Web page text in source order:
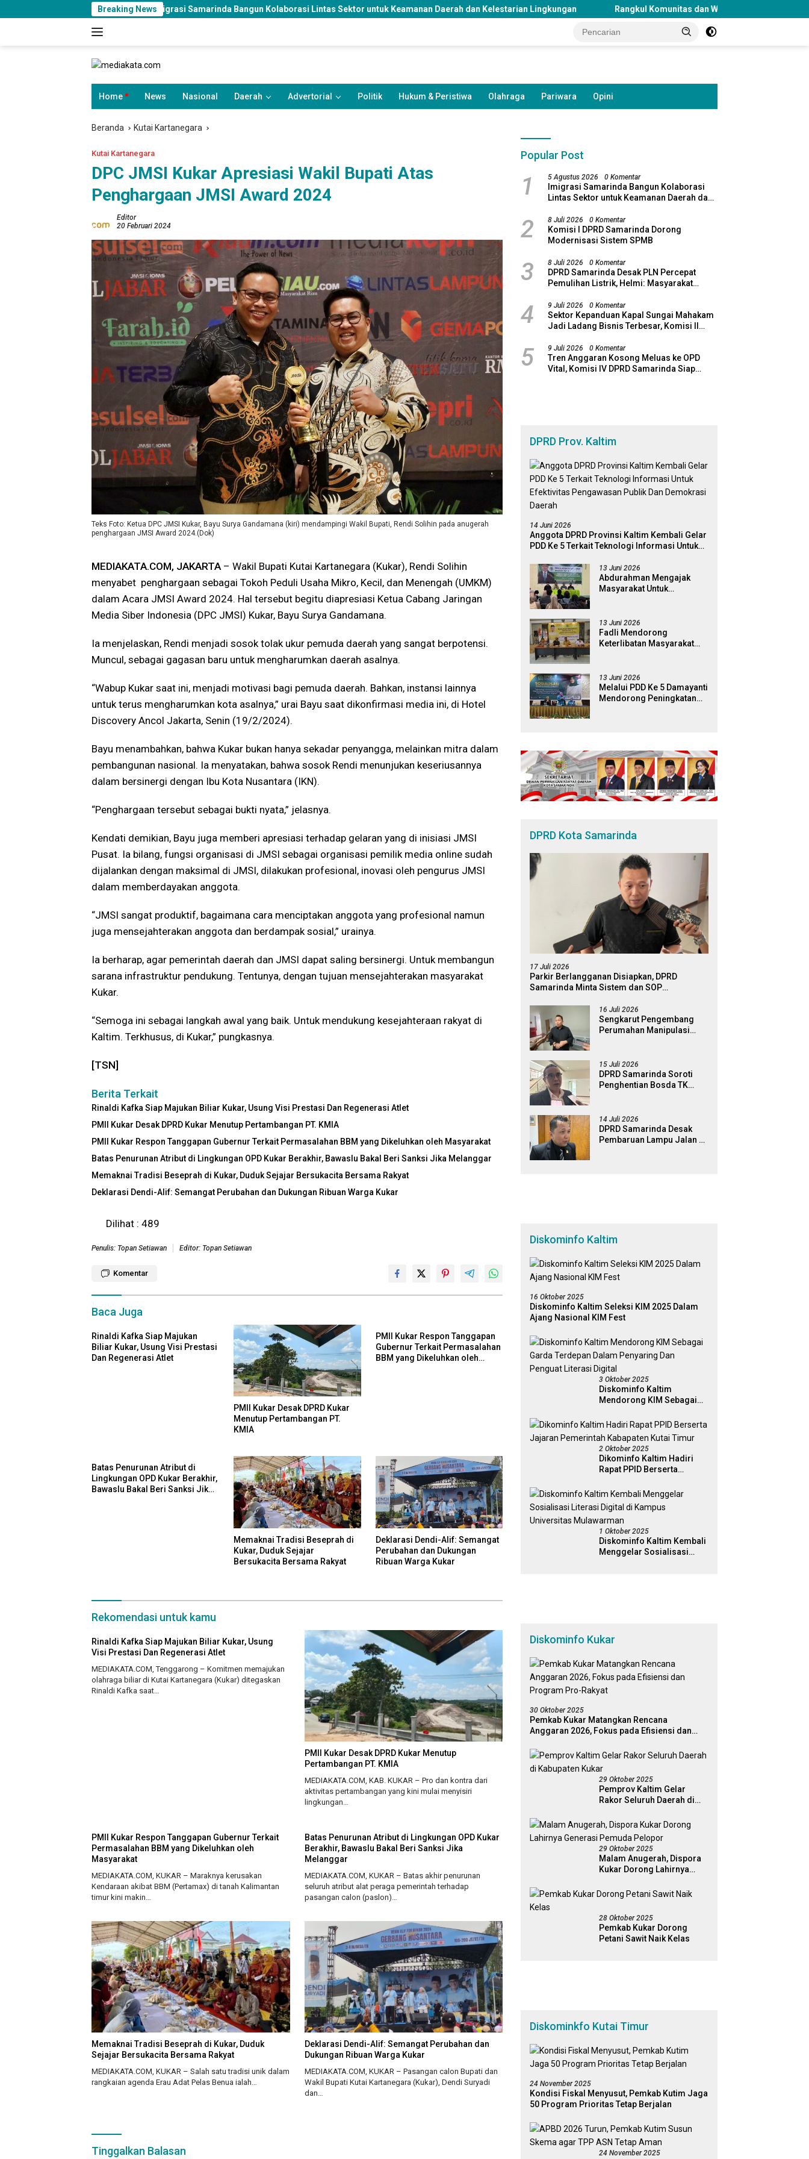
ke
Breaking News
Imigrasi Samarinda Bangun Kolaborasi Lintas Sektor untuk Keamanan Daerah dan Kelestarian Lingkungan Rangkul Komunitas dan Warga Danau Jempang, DPD PSI Samarinda
Home News Nasional Daerah Advertorial Politik Hukum & Peristiwa Olahraga Pariwara Opini
Beranda Kutai Kartanegara
Kutai Kartanegara
DPC JMSI Kukar Apresiasi Wakil Bupati Atas
Penghargaan JMSI Award 2024
Editor
20 Februari 2024
Teks Foto: Ketua DPC JMSI Kukar, Bayu Surya Gandamana (kiri) mendampingi Wakil Bupati, Rendi Solihin pada anugerah
penghargaan JMSI Award 2024.(Dok)
MEDIAKATA.COM, JAKARTA– Wakil Bupati Kutai Kartanegara (Kukar), Rendi Solihin
menyabet penghargaan sebagai Tokoh Peduli Usaha Mikro, Kecil, dan Menengah (UMKM)
dalam Acara JMSI Award 2024. Hal tersebut begitu diapresiasi Ketua Cabang Jaringan
Media Siber Indonesia (DPC JMSI) Kukar, Bayu Surya Gandamana.
Ia menjelaskan, Rendi menjadi sosok tolak ukur pemuda daerah yang sangat berpotensi.
Muncul, sebagai gagasan baru untuk mengharumkan daerah asalnya.
“Wabup Kukar saat ini, menjadi motivasi bagi pemuda daerah. Bahkan, instansi lainnya
untuk terus mengharumkan kota asalnya,” urai Bayu saat dikonfirmasi media ini, di Hotel
Discovery Ancol Jakarta, Senin (19/2/2024).
Bayu menambahkan, bahwa Kukar bukan hanya sekadar penyangga, melainkan mitra dalam
pembangunan nasional. Ia menyatakan, bahwa sosok Rendi menunjukan keseriusannya
dalam bersinergi dengan Ibu Kota Nusantara (IKN).
“Penghargaan tersebut sebagai bukti nyata,” jelasnya.
Kendati demikian, Bayu juga memberi apresiasi terhadap gelaran yang di inisiasi JMSI
Pusat. Ia bilang, fungsi organisasi di JMSI sebagai organisasi pemilik media online sudah
dijalankan dengan maksimal di JMSI, dilakukan profesional, inovasi oleh pengurus JMSI
dalam memberdayakan anggota.
“JMSI sangat produktif, bagaimana cara menciptakan anggota yang profesional namun
juga mensejahterakan anggota dan berdampak sosial,” urainya.
Ia berharap, agar pemerintah daerah dan JMSI dapat saling bersinergi. Untuk membangun
sarana infrastruktur pendukung. Tentunya, dengan tujuan mensejahterakan masyarakat
Kukar.
“Semoga ini sebagai langkah awal yang baik. Untuk mendukung kesejahteraan rakyat di
Kaltim. Terkhusus, di Kukar,” pungkasnya.
[TSN]
Berita Terkait
Rinaldi Kafka Siap Majukan Biliar Kukar, Usung Visi Prestasi Dan Regenerasi Atlet
PMII Kukar Desak DPRD Kukar Menutup Pertambangan PT. KMIA
PMII Kukar Respon Tanggapan Gubernur Terkait Permasalahan BBM yang Dikeluhkan oleh Masyarakat
Batas Penurunan Atribut di Lingkungan OPD Kukar Berakhir, Bawaslu Bakal Beri Sanksi Jika Melanggar
Memaknai Tradisi Beseprah di Kukar, Duduk Sejajar Bersukacita Bersama Rakyat
Deklarasi Dendi-Alif: Semangat Perubahan dan Dukungan Ribuan Warga Kukar
Dilihat : 489
Penulis: Topan Setiawan Editor: Topan Setiawan
Komentar
Baca Juga
Rinaldi Kafka Siap Majukan
Biliar Kukar, Usung Visi Prestasi
Dan Regenerasi Atlet
PMII Kukar Desak DPRD Kukar
Menutup Pertambangan PT.
KMIA
PMII Kukar Respon Tanggapan
Gubernur Terkait Permasalahan
BBM yang Dikeluhkan oleh
Batas Penurunan Atribut di
Lingkungan OPD Kukar Berakhir,
Bawaslu Bakal Beri Sanksi Jika
Memaknai Tradisi Beseprah di
Kukar, Duduk Sejajar
Bersukacita Bersama Rakyat
Deklarasi Dendi-Alif: Semangat
Perubahan dan Dukungan
Ribuan Warga Kukar
Rekomendasi untuk kamu
Rinaldi Kafka Siap Majukan Biliar Kukar, Usung
Visi Prestasi Dan Regenerasi Atlet
MEDIAKATA.COM, Tenggarong – Komitmen memajukan
olahraga biliar di Kutai Kartanegara (Kukar) ditegaskan
Rinaldi Kafka saat…
PMII Kukar Desak DPRD Kukar Menutup
Pertambangan PT. KMIA
MEDIAKATA.COM, KAB. KUKAR – Pro dan kontra dari
aktivitas pertambangan yang kini mulai menyisiri
lingkungan…
PMII Kukar Respon Tanggapan Gubernur Terkait
Permasalahan BBM yang Dikeluhkan oleh
Masyarakat
MEDIAKATA.COM, KUKAR – Maraknya kerusakan
Kendaraan akibat BBM (Pertamax) di tanah Kalimantan
timur kini makin…
Batas Penurunan Atribut di Lingkungan OPD Kukar
Berakhir, Bawaslu Bakal Beri Sanksi Jika
Melanggar
MEDIAKATA.COM, KUKAR – Batas akhir penurunan
seluruh atribut alat peraga pemerintah terhadap
pasangan calon (paslon)…
Memaknai Tradisi Beseprah di Kukar, Duduk
Sejajar Bersukacita Bersama Rakyat
MEDIAKATA.COM, KUKAR – Salah satu tradisi unik dalam
rangkaian agenda Erau Adat Pelas Benua ialah…
Deklarasi Dendi-Alif: Semangat Perubahan dan
Dukungan Ribuan Warga Kukar
MEDIAKATA.COM, KUKAR – Pasangan calon Bupati dan
Wakil Bupati Kutai Kartanegara (Kukar), Dendi Suryadi
dan…
Tinggalkan Balasan
Popular Post
1 5 Agustus 2026 0 Komentar
Imigrasi Samarinda Bangun Kolaborasi
Lintas Sektor untuk Keamanan Daerah dan
2 8 Juli 2026 0 Komentar
Komisi I DPRD Samarinda Dorong
Modernisasi Sistem SPMB
3 8 Juli 2026 0 Komentar
DPRD Samarinda Desak PLN Percepat
Pemulihan Listrik, Helmi: Masyarakat
4 9 Juli 2026 0 Komentar
Sektor Kepanduan Kapal Sungai Mahakam
Jadi Ladang Bisnis Terbesar, Komisi II
Potensi Maritim
5 9 Juli 2026 0 Komentar
Tren Anggaran Kosong Meluas ke OPD
Vital, Komisi IV DPRD Samarinda Siap
DPRD Prov. Kaltim
14 Juni 2026
Anggota DPRD Provinsi Kaltim Kembali Gelar
PDD Ke 5 Terkait Teknologi Informasi Untuk
Demokrasi Daerah13 Juni 2026
Abdurahman Mengajak
Masyarakat Untuk
Pemerintah Melalui Sistem
Platform Digital
13 Juni 2026
Fadli Mendorong
Keterlibatan Masyarakat
Berbasis Digital
13 Juni 2026
Melalui PDD Ke 5 Damayanti
Mendorong Peningkatan
DPRD Kota Samarinda
17 Juli 2026
Parkir Berlangganan Disiapkan, DPRD
Samarinda Minta Sistem dan SOP
16 Juli 2026
Sengkarut Pengembang
Perumahan Manipulasi
Percepatan Perda Aset
15 Juli 2026
DPRD Samarinda Soroti
Penghentian Bosda TK
14 Juli 2026
DPRD Samarinda Desak
Pembaruan Lampu Jalan di
Diskominfo Kaltim
16 Oktober 2025
Diskominfo Kaltim Seleksi KIM 2025 Dalam
Ajang Nasional KIM Fest
3 Oktober 2025
Diskominfo Kaltim
Mendorong KIM Sebagai
Penyaring Dan Penguat
Literasi Digital
2 Oktober 2025
Dikominfo Kaltim Hadiri
Rapat PPID Berserta
Kabapaten Kutai Timur
1 Oktober 2025
Diskominfo Kaltim Kembali
Menggelar Sosialisasi
Diskominfo Kukar
30 Oktober 2025
Pemkab Kukar Matangkan Rencana
Anggaran 2026, Fokus pada Efisiensi dan
29 Oktober 2025
Pemprov Kaltim Gelar
Rakor Seluruh Daerah di
29 Oktober 2025
Malam Anugerah, Dispora
Kukar Dorong Lahirnya
28 Oktober 2025
Pemkab Kukar Dorong
Petani Sawit Naik Kelas
Diskominkfo Kutai Timur
24 November 2025
Kondisi Fiskal Menyusut, Pemkab Kutim Jaga
50 Program Prioritas Tetap Berjalan
24 November 2025